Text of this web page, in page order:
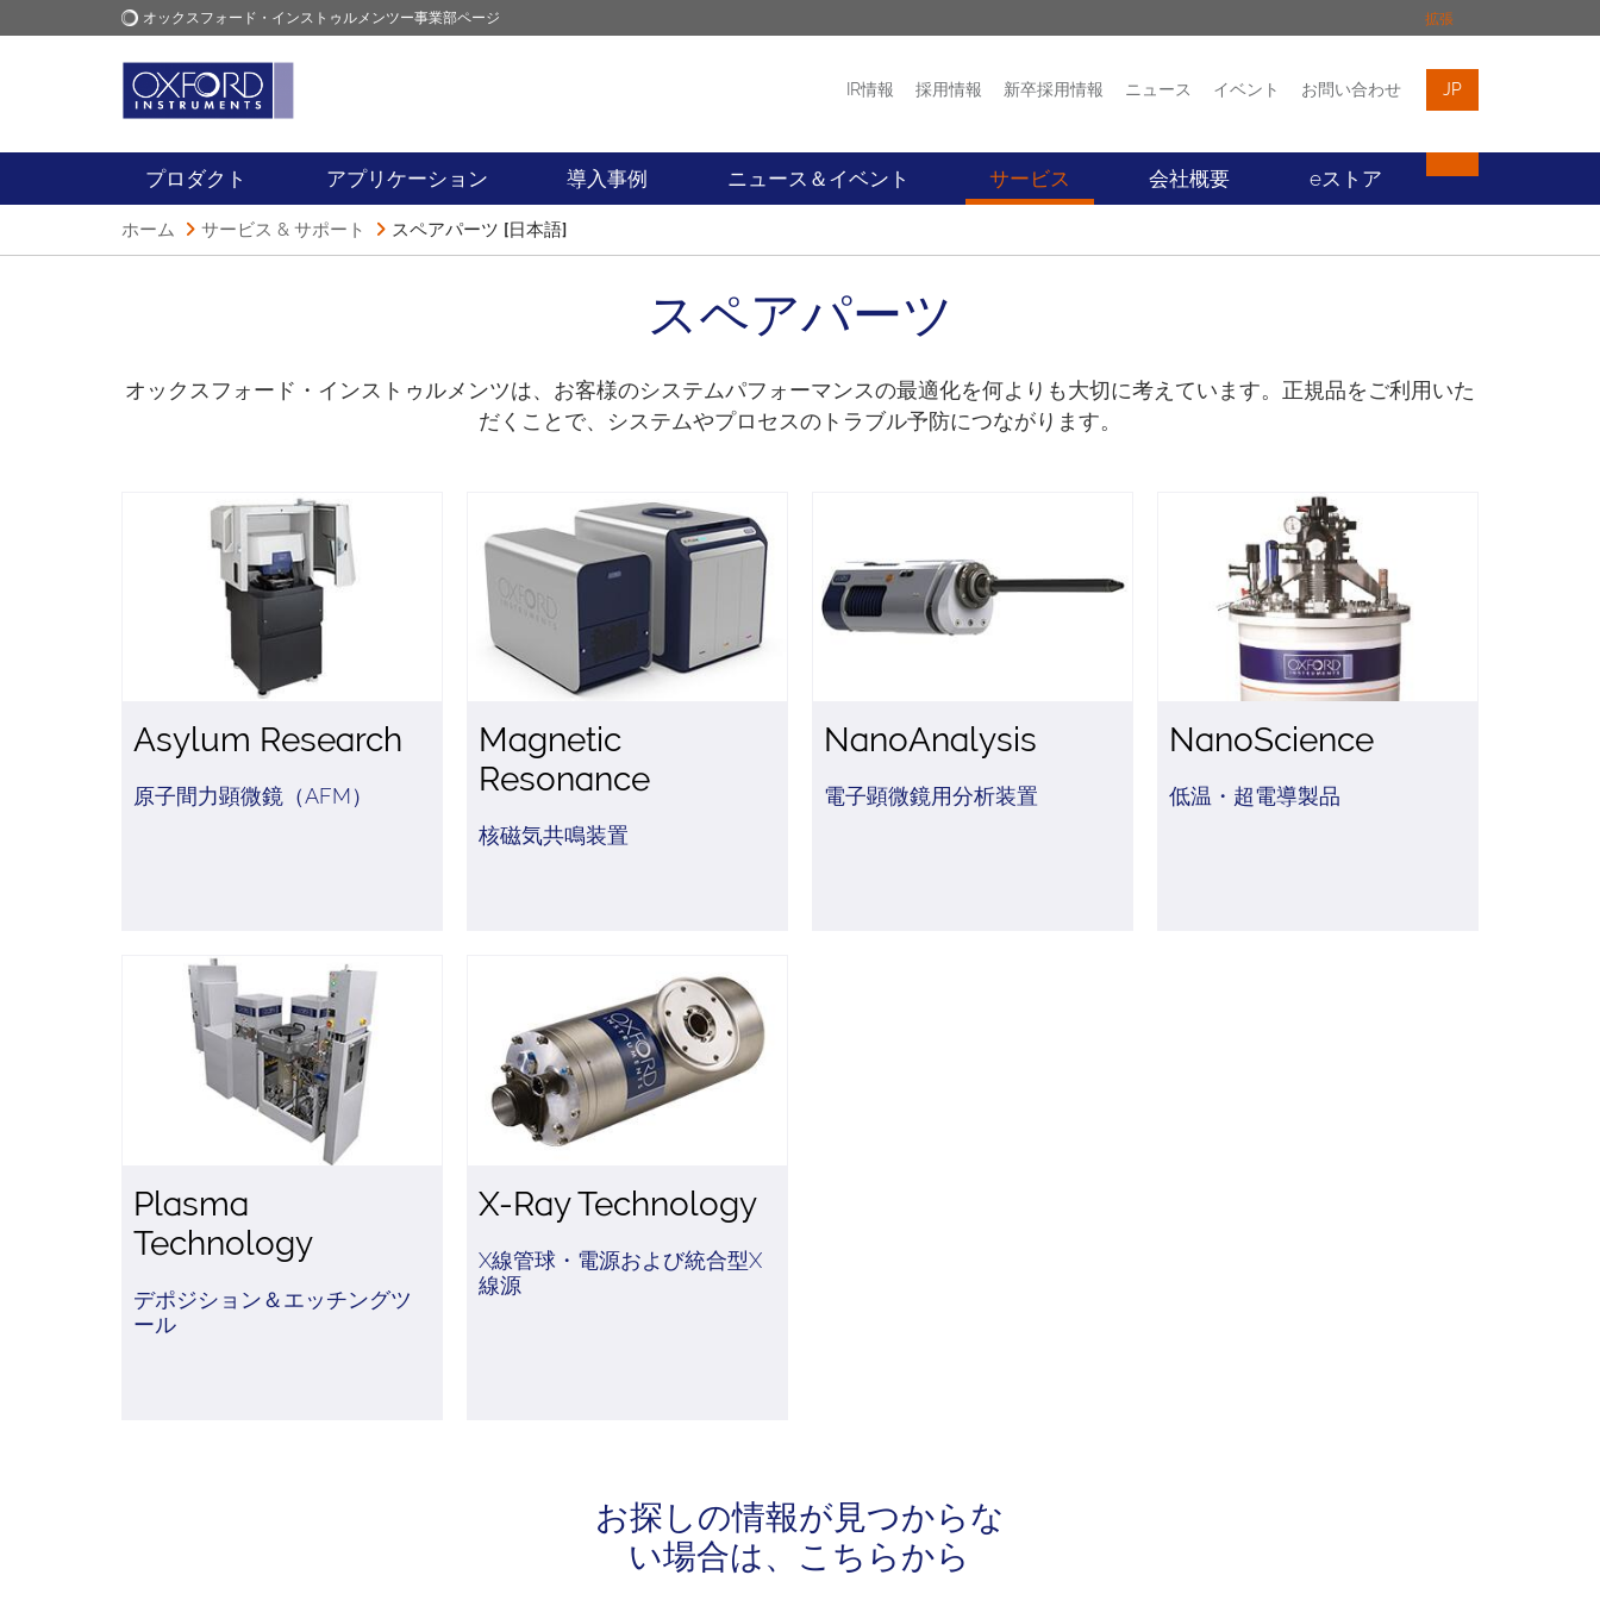
オックスフォード・インストゥルメンツー事業部ページ 拡張
オックスフォード・インス
トゥルメンツ
ニュース イベント お問い合わせ
IR情報 採用情報 新卒採用情報 ニュース イベント お問い合わせ JP
プロダクト アプリケーション 導入事例 ニュース＆イベント サービス 会社概要 eストア
ホーム サービス & サポート スペアパーツ [日本語]
スペアパーツ
オックスフォード・インストゥルメンツは、お客様のシステムパフォーマンスの最適化を何よりも大切に考えています。正規品をご利用いた
だくことで、システムやプロセスのトラブル予防につながります。
Asylum Research
原子間力顕微鏡（AFM）
Magnetic
Resonance
核磁気共鳴装置
NanoAnalysis
電子顕微鏡用分析装置
NanoScience
低温・超電導製品
Plasma
Technology
デポジション＆エッチングツ
ール
X-Ray Technology
X線管球・電源および統合型X
線源
お探しの情報が見つからな
い場合は、こちらから